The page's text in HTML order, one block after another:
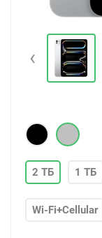
‹
2 ТБ 1 ТБ
Wi-Fi+Cellular